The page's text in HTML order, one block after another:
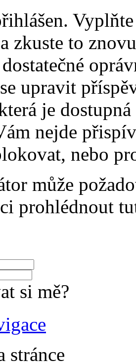
zkuste to
upravit
je
nejde
nebo
může
prohlédnout
si mě?
stránce